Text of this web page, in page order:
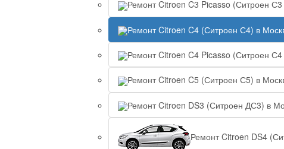
Ремонт Citroen C3 Picasso (Ситроен
Ремонт Citroen C4 (Ситроен С4) в
Ремонт Citroen C4 Picasso (Ситроен
Ремонт Citroen C5 (Ситроен С5) в
Ремонт Citroen DS3 (Ситроен ДС3) в
Ремонт Citroen DS4